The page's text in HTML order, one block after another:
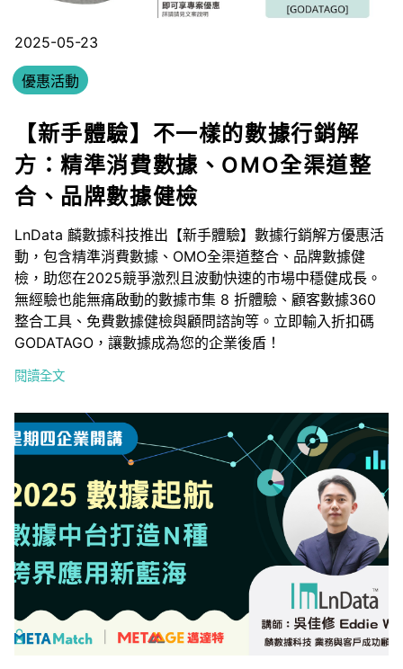
2025-05-23
優惠活動
【新手體驗】不一樣的數據行銷解
方：精準消費數據、OMO全渠道整
合、品牌數據健檢
LnData 麟數據科技推出【新手體驗】數據行銷解方優惠活
動，包含精準消費數據、OMO全渠道整合、品牌數據健
檢，助您在2025競爭激烈且波動快速的市場中穩健成長。
無經驗也能無痛啟動的數據市集 8 折體驗、顧客數據360
整合工具、免費數據健檢與顧問諮詢等。立即輸入折扣碼
GODATAGO，讓數據成為您的企業後盾！
閱讀全文